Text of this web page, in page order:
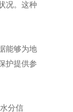
况。这种
能够为地
护提供参
分信